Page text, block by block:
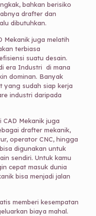
bahkan berisiko
drafter dan
dibutuhkan.
Mekanik juga melatih
terbiasa
suatu desain.
era Industri di mana
dominan. Banyak
yang sudah siap kerja
industri daripada
Mekanik juga
drafter mekanik,
operator CNC, hingga
digunakan untuk
sendiri. Untuk kamu
cepat masuk dunia
bisa menjadi jalan
memberi kesempatan
biaya mahal.